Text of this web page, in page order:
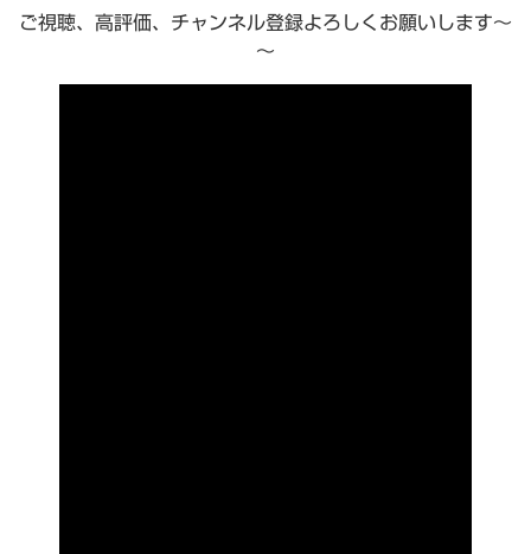
ご視聴、高評価、チャンネル登録よろしくお願いします～
～